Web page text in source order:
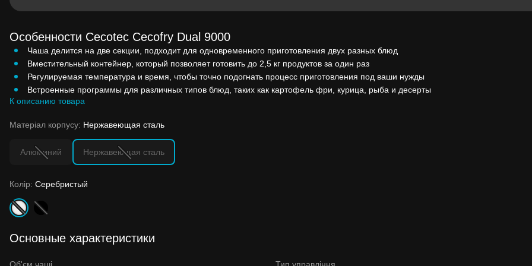
Особенности Cecotec Cecofry Dual 9000
Чаша делится на две секции, подходит для одновременного приготовления двух разных блюд
Вместительный контейнер, который позволяет готовить до 2,5 кг продуктов за один раз
Регулируемая температура и время, чтобы точно подогнать процесс приготовления под ваши нужды
Встроенные программы для различных типов блюд, таких как картофель фри, курица, рыба и десерты
К описанию товара
Матеріал корпусу: Нержавеющая сталь
Алюминий Нержавеющая сталь
Колір: Серебристый
Основные характеристики